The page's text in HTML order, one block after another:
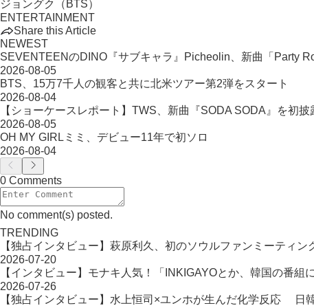
ジョングク（BTS）
ENTERTAINMENT
Share this Article
NEWEST
SEVENTEENのDINO『サブキャラ』Picheolin、新曲「Party
2026-08-05
BTS、15万7千人の観客と共に北米ツアー第2弾をスタート
2026-08-04
【ショーケースレポート】TWS、新曲『SODA SODA』を初
2026-08-05
OH MY GIRLミミ、デビュー11年で初ソロ
2026-08-04
0 Comments
No comment(s) posted.
TRENDING
【独占インタビュー】萩原利久、初のソウルファンミーティ
2026-07-20
【インタビュー】モナキ人気！「INKIGAYOとか、韓国の番組
2026-07-26
【独占インタビュー】水上恒司×ユンホが生んだ化学反応 日